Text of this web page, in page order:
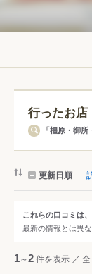
エリアから探す
香芝・王寺
橿原・大和高
御所・飛鳥
ジャンルから
すべて レス
行ったお店
「橿原・御
更新日順
これらの口コミは
最新の情報とは異
1～2件を表示 ／ 全